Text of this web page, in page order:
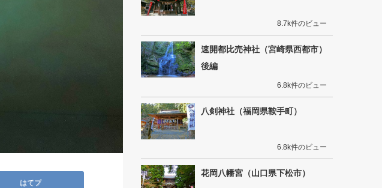
はてブ
8.7k件のビュー
速開都比売神社（宮崎県西都市）
後編
6.8k件のビュー
八剣神社（福岡県鞍手町）
6.8k件のビュー
花岡八幡宮（山口県下松市）